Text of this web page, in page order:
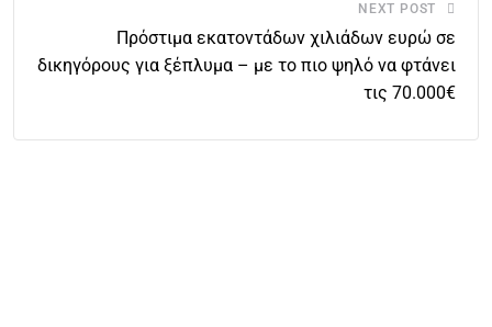
NEXT POST
Πρόστιμα εκατοντάδων χιλιάδων ευρώ σε
δικηγόρους για ξέπλυμα – με το πιο ψηλό να φτάνει
τις 70.000€